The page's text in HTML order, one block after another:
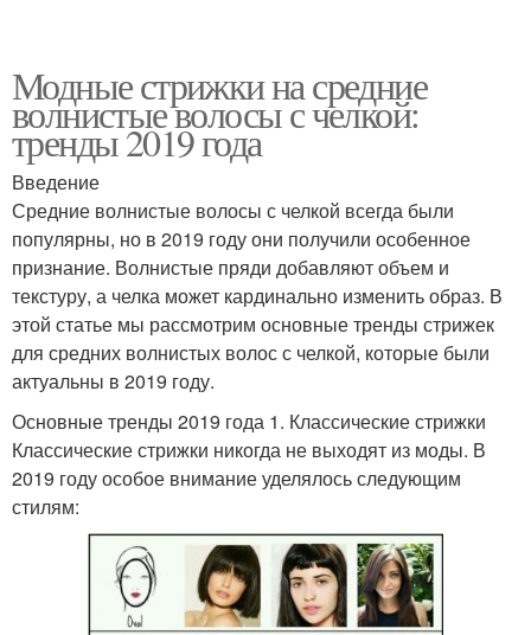
Модные стрижки на средние
волнистые волосы с челкой:
тренды 2019 года
Введение
Средние волнистые волосы с челкой всегда были
популярны, но в 2019 году они получили особенное
признание. Волнистые пряди добавляют объем и
текстуру, а челка может кардинально изменить образ. В
этой статье мы рассмотрим основные тренды стрижек
для средних волнистых волос с челкой, которые были
актуальны в 2019 году.
Основные тренды 2019 года 1. Классические стрижки
Классические стрижки никогда не выходят из моды. В
2019 году особое внимание уделялось следующим
стилям: